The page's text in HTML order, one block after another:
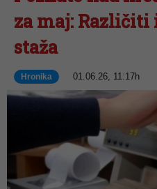
za maj: Različiti
staža
Hronika 01.06.26, 11:17h